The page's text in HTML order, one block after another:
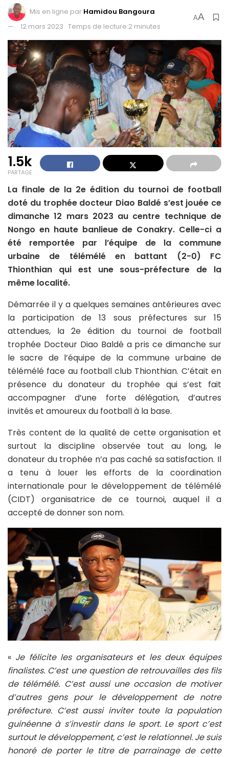
Mis en ligne par Hamidou Bangoura
12 mars 2023 Temps de lecture:2 minutes
AA
1.5k
PARTAGE
La finale de la 2e édition du tournoi de football
doté du trophée docteur Diao Baldé s’est jouée ce
dimanche 12 mars 2023 au centre technique de
Nongo en haute banlieue de Conakry. Celle-ci a
été remportée par l’équipe de la commune
urbaine de télémélé en battant (2-0) FC
Thionthian qui est une sous-préfecture de la
même localité.
Démarrée il y a quelques semaines antérieures avec
la participation de 13 sous préfectures sur 15
attendues, la 2e édition du tournoi de football
trophée Docteur Diao Baldé a pris ce dimanche sur
le sacre de l’équipe de la commune urbaine de
télémélé face au football club Thionthian. C’était en
présence du donateur du trophée qui s’est fait
accompagner d’une forte délégation, d’autres
invités et amoureux du football à la base.
Très content de la qualité de cette organisation et
surtout la discipline observée tout au long, le
donateur du trophée n’a pas caché sa satisfaction. Il
a tenu à louer les efforts de la coordination
internationale pour le développement de télémélé
(CIDT) organisatrice de ce tournoi, auquel il a
accepté de donner son nom.
« Je félicite les organisateurs et les deux équipes
finalistes. C’est une question de retrouvailles des fils
de télémélé. C’est aussi une occasion de motiver
d’autres gens pour le développement de notre
préfecture. C’est aussi inviter toute la population
guinéenne à s’investir dans le sport. Le sport c’est
surtout le développement, c’est le relationnel. Je suis
honoré de porter le titre de parrainage de cette